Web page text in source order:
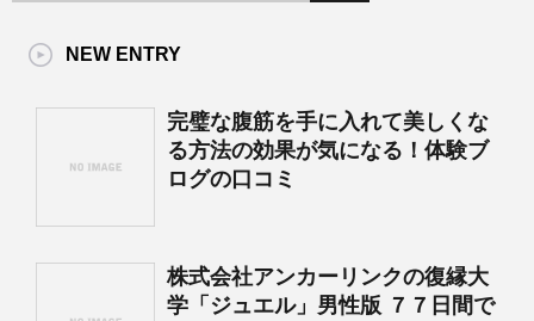
NEW ENTRY
完璧な腹筋を手に入れて美しくな
る方法の効果が気になる！体験ブ
ログの口コミ
株式会社アンカーリンクの復縁大
学「ジュエル」男性版 ７７日間で